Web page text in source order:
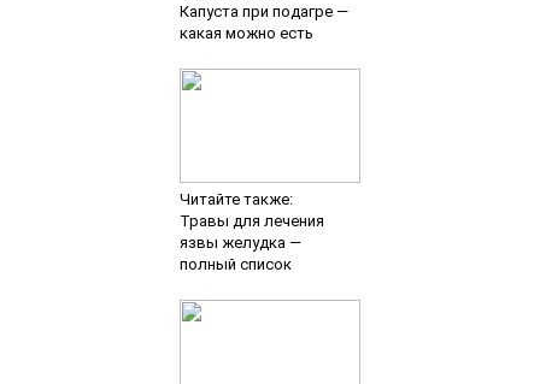
Капуста при подагре —
какая можно есть
Читайте также:
Травы для лечения
язвы желудка —
полный список